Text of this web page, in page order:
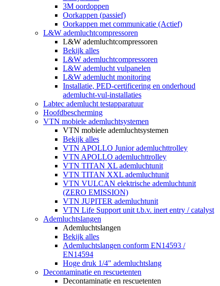
3M oordoppen
Oorkappen (passief)
Oorkappen met communicatie (Actief)
L&W ademluchtcompressoren
L&W ademluchtcompressoren
Bekijk alles
L&W ademluchtcompressoren
L&W ademlucht vulpanelen
L&W ademlucht monitoring
Installatie, PED-certificering en onderhoud
ademlucht-vul-installaties
Labtec ademlucht testapparatuur
Hoofdbescherming
VTN mobiele ademluchtsystemen
VTN mobiele ademluchtsystemen
Bekijk alles
VTN APOLLO Junior ademluchttrolley
VTN APOLLO ademluchttrolley
VTN TITAN XL ademluchtunit
VTN TITAN XXL ademluchtunit
VTN VULCAN elektrische ademluchtunit
(ZERO EMISSION)
VTN JUPITER ademluchtunit
VTN Life Support unit t.b.v. inert entry / catalyst
Ademluchtslangen
Ademluchtslangen
Bekijk alles
Ademluchtslangen conform EN14593 /
EN14594
Hoge druk 1/4" ademluchtslang
Decontaminatie en rescuetenten
Decontaminatie en rescuetenten